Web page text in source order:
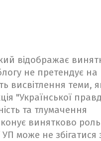
відображає
не претендує на
висвітлення теми,
"Української
та тлумачення
винятково роль
УП може не збігатися